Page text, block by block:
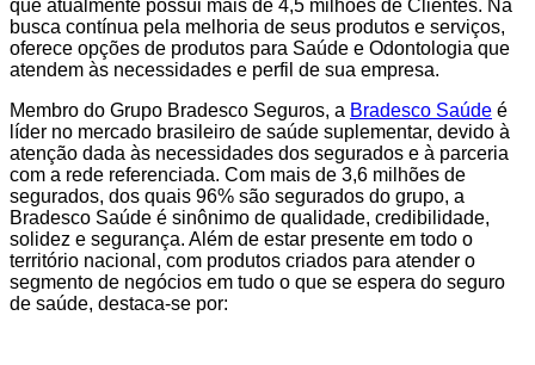
que atualmente possui mais de 4,5 milhões de Clientes. Na
busca contínua pela melhoria de seus produtos e serviços,
oferece opções de produtos para Saúde e Odontologia que
atendem às necessidades e perfil de sua empresa.
Membro do Grupo Bradesco Seguros, a Bradesco Saúde é
líder no mercado brasileiro de saúde suplementar, devido à
atenção dada às necessidades dos segurados e à parceria
com a rede referenciada. Com mais de 3,6 milhões de
segurados, dos quais 96% são segurados do grupo, a
Bradesco Saúde é sinônimo de qualidade, credibilidade,
solidez e segurança. Além de estar presente em todo o
território nacional, com produtos criados para atender o
segmento de negócios em tudo o que se espera do seguro
de saúde, destaca-se por: